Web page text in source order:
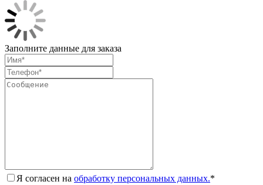
Заполните данные для заказа
Я согласен на обработку персональных данных.*